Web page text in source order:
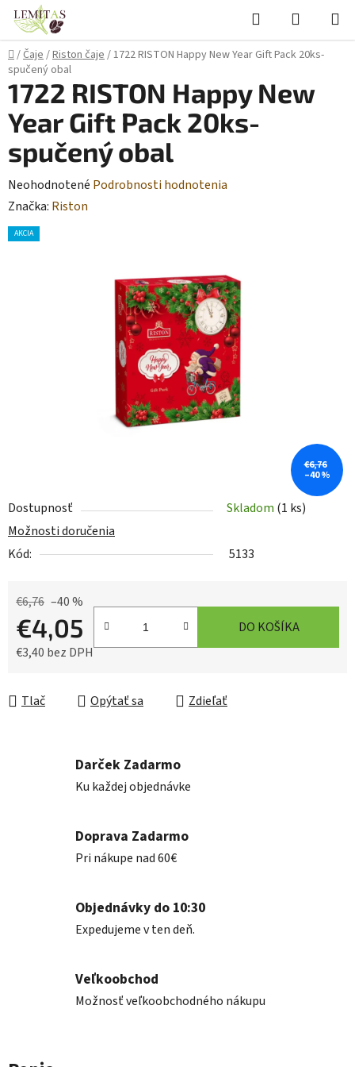
Prejsť
obsah
Hľadať
KOŠÍK
Domov
/Čaje/Riston čaje/1722 RISTON Happy New Year Gift Pack 20ks-
spučený obal
Dostupnosť Skladom (1 ks)
Možnosti doručenia
Kód:
5133
€6,76 –40 %
€4,05
€3,40 bez DPH
DO KOŠÍKA
Tlač Opýtať sa Zdieľať
1722 RISTON Happy New
Year Gift Pack 20ks-
spučený obal
Priemerné
hodnotenie
produktu
Neohodnotené Podrobnosti hodnotenia
Značka: Riston
AKCIA
€6,76
–40 %
Darček Zadarmo
Ku každej objednávke
Doprava Zadarmo
Pri nákupe nad 60€
Objednávky do 10:30
Expedujeme v ten deň.
Veľkoobchod
Možnosť veľkoobchodného nákupu